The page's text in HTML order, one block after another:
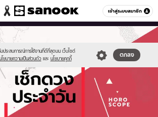
เข้าสู่ระบบสมาชิก
หมวดอื่นๆ
บประสบการณ์การใช้งานที่ดีที่สุดบน เว็บไซต์
โยบายความเป็นส่วนตัว และ นโยบายคุกกี้
ตกลง
images/logo-
fxd/day/daily-